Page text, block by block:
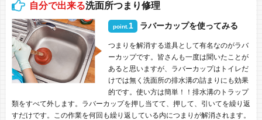
自分で出来る洗面所つまり修理
point. 1 ラバーカップを使ってみる
つまりを解消する道具として有名なのがラバ
ーカップです。皆さんも一度は聞いたことが
あると思いますが、ラバーカップはトイレだ
けでは無く洗面所の排水溝の詰まりにも効果
的です。使い方は簡単！！排水溝のトラップ
類をすべて外します。ラバーカップを押し当てて、押して、引いてを繰り返
すだけです。この作業を何回も繰り返している内につまりが解消されます。